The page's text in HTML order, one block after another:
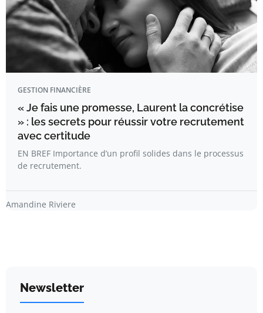
GESTION FINANCIÈRE
« Je fais une promesse, Laurent la concrétise
» : les secrets pour réussir votre recrutement
avec certitude
EN BREF Importance d’un profil solides dans le processus
de recrutement.
Amandine Riviere
Newsletter